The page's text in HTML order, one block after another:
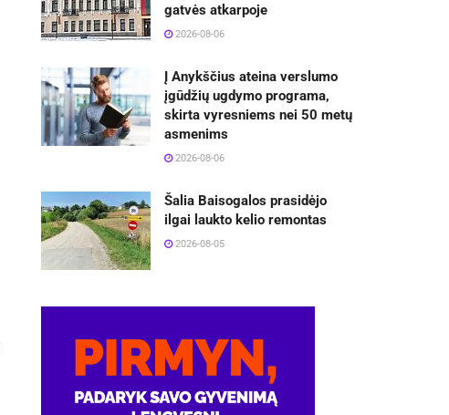
gatvės atkarpoje
2026-08-06
Į Anykščius ateina verslumo
įgūdžių ugdymo programa,
skirta vyresniems nei 50 metų
asmenims
2026-08-06
Šalia Baisogalos prasidėjo
ilgai laukto kelio remontas
2026-08-05